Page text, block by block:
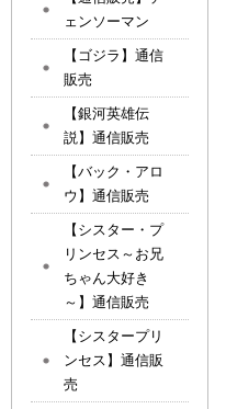
ェンソーマン
【ゴジラ】通信
販売
【銀河英雄伝
説】通信販売
【バック・アロ
ウ】通信販売
【シスター・プ
リンセス～お兄
ちゃん大好き
～】通信販売
【シスタープリ
ンセス】通信販
売